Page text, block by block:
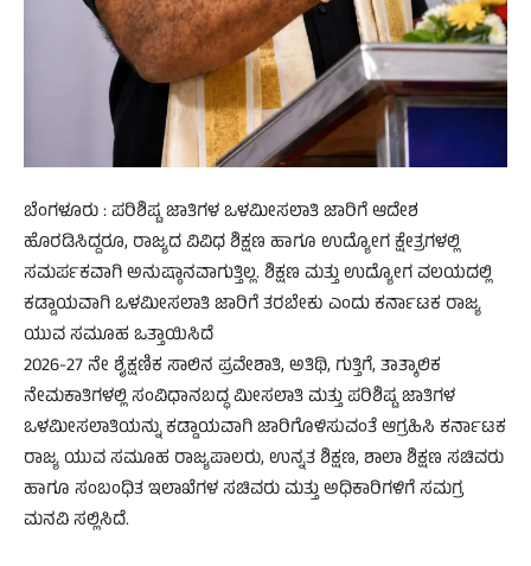
ಬೆಂಗಳೂರು : ಪರಿಶಿಷ್ಟ ಜಾತಿಗಳ ಒಳಮೀಸಲಾತಿ ಜಾರಿಗೆ ಆದೇಶ
ಹೊರಡಿಸಿದ್ದರೂ, ರಾಜ್ಯದ ವಿವಿಧ ಶಿಕ್ಷಣ ಹಾಗೂ ಉದ್ಯೋಗ ಕ್ಷೇತ್ರಗಳಲ್ಲಿ
ಸಮರ್ಪಕವಾಗಿ ಅನುಷ್ಠಾನವಾಗುತ್ತಿಲ್ಲ. ಶಿಕ್ಷಣ ಮತ್ತು ಉದ್ಯೋಗ ವಲಯದಲ್ಲಿ
ಕಡ್ಡಾಯವಾಗಿ ಒಳಮೀಸಲಾತಿ ಜಾರಿಗೆ ತರಬೇಕು ಎಂದು ಕರ್ನಾಟಕ ರಾಜ್ಯ
ಯುವ ಸಮೂಹ ಒತ್ತಾಯಿಸಿದೆ
2026-27 ನೇ ಶೈಕ್ಷಣಿಕ ಸಾಲಿನ ಪ್ರವೇಶಾತಿ, ಅತಿಥಿ, ಗುತ್ತಿಗೆ, ತಾತ್ಕಾಲಿಕ
ನೇಮಕಾತಿಗಳಲ್ಲಿ ಸಂವಿಧಾನಬದ್ಧ ಮೀಸಲಾತಿ ಮತ್ತು ಪರಿಶಿಷ್ಟ ಜಾತಿಗಳ
ಒಳಮೀಸಲಾತಿಯನ್ನು ಕಡ್ಡಾಯವಾಗಿ ಜಾರಿಗೊಳಿಸುವಂತೆ ಆಗ್ರಹಿಸಿ ಕರ್ನಾಟಕ
ರಾಜ್ಯ ಯುವ ಸಮೂಹ ರಾಜ್ಯಪಾಲರು, ಉನ್ನತ ಶಿಕ್ಷಣ, ಶಾಲಾ ಶಿಕ್ಷಣ ಸಚಿವರು
ಹಾಗೂ ಸಂಬಂಧಿತ ಇಲಾಖೆಗಳ ಸಚಿವರು ಮತ್ತು ಅಧಿಕಾರಿಗಳಿಗೆ ಸಮಗ್ರ
ಮನವಿ ಸಲ್ಲಿಸಿದೆ.